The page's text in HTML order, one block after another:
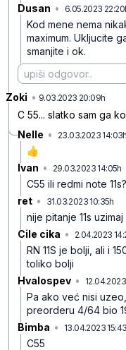
Dusan • 6.05.2023
Kod mene nema
maximum. Ukljucite
smanjite i ok.
Zoki • 9.03.2023 20:09h
C 55... slatko sam ga
Nelle • 23.03.2023 14:03h
👍
Ivan • 29.03.2023 14:05h
C55 ili redmi note
ret • 31.03.2023 10:35h
nije pitanje 11s uzimaj
Cile cika • 2.04.2023
RN 11S je bolji, ali i
toliko bolji
Hvalospev •
Pa ako već nisi
preorderu 4/64 bio
Bimba • 13.04.2023
C55